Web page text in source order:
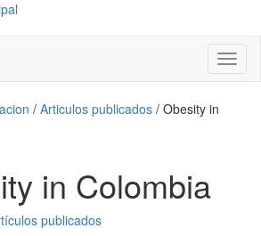
/ Articulos publicados / Obesity in
in Colombia
publicados